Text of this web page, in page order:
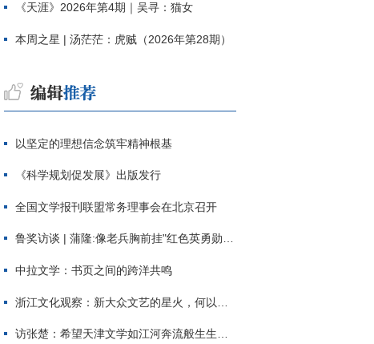
《天涯》2026年第4期｜吴寻：猫女
本周之星 | 汤茫茫：虎贼（2026年第28期）
以坚定的理想信念筑牢精神根基
《科学规划促发展》出版发行
全国文学报刊联盟常务理事会在北京召开
鲁奖访谈 | 蒲隆:像老兵胸前挂"红色英勇勋章"
中拉文学：书页之间的跨洋共鸣
浙江文化观察：新大众文艺的星火，何以燎原？
访张楚：希望天津文学如江河奔流般生生不息